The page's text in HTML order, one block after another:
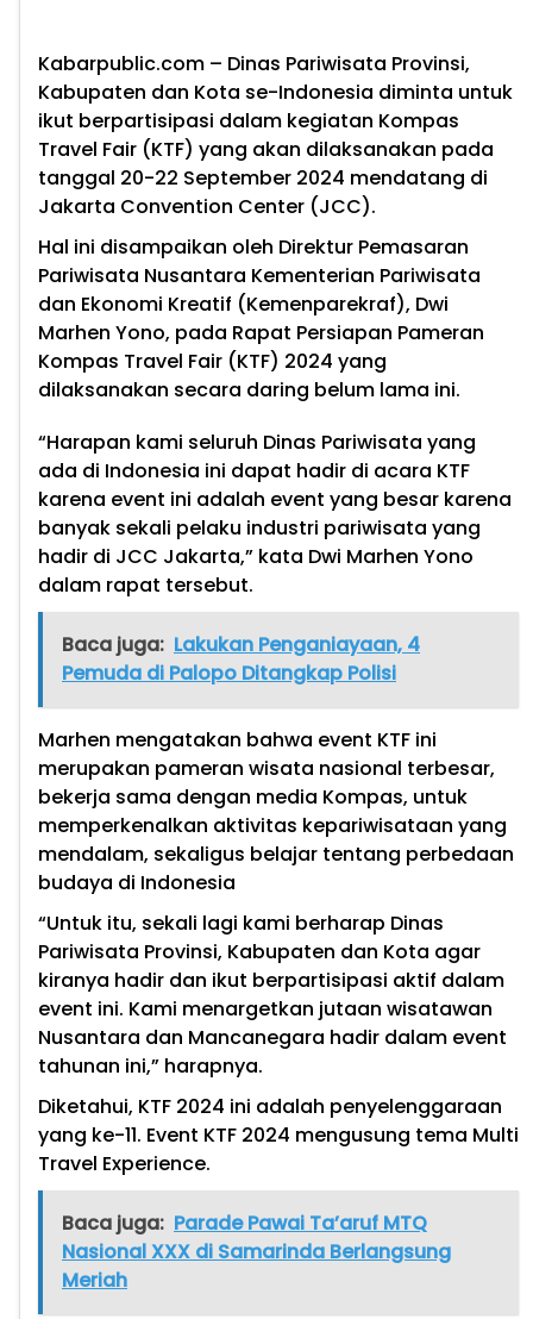
Kabarpublic.com – Dinas Pariwisata Provinsi,
Kabupaten dan Kota se-Indonesia diminta untuk
ikut berpartisipasi dalam kegiatan Kompas
Travel Fair (KTF) yang akan dilaksanakan pada
tanggal 20-22 September 2024 mendatang di
Jakarta Convention Center (JCC).
Hal ini disampaikan oleh Direktur Pemasaran
Pariwisata Nusantara Kementerian Pariwisata
dan Ekonomi Kreatif (Kemenparekraf), Dwi
Marhen Yono, pada Rapat Persiapan Pameran
Kompas Travel Fair (KTF) 2024 yang
dilaksanakan secara daring belum lama ini.
“Harapan kami seluruh Dinas Pariwisata yang
ada di Indonesia ini dapat hadir di acara KTF
karena event ini adalah event yang besar karena
banyak sekali pelaku industri pariwisata yang
hadir di JCC Jakarta,” kata Dwi Marhen Yono
dalam rapat tersebut.
Baca juga: Lakukan Penganiayaan, 4
Pemuda di Palopo Ditangkap Polisi
Marhen mengatakan bahwa event KTF ini
merupakan pameran wisata nasional terbesar,
bekerja sama dengan media Kompas, untuk
memperkenalkan aktivitas kepariwisataan yang
mendalam, sekaligus belajar tentang perbedaan
budaya di Indonesia
“Untuk itu, sekali lagi kami berharap Dinas
Pariwisata Provinsi, Kabupaten dan Kota agar
kiranya hadir dan ikut berpartisipasi aktif dalam
event ini. Kami menargetkan jutaan wisatawan
Nusantara dan Mancanegara hadir dalam event
tahunan ini,” harapnya.
Diketahui, KTF 2024 ini adalah penyelenggaraan
yang ke-11. Event KTF 2024 mengusung tema Multi
Travel Experience.
Baca juga: Parade Pawai Ta’aruf MTQ
Nasional XXX di Samarinda Berlangsung
Meriah